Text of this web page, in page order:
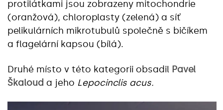
protilátkami jsou zobrazeny mitochondrie
(oranžová), chloroplasty (zelená) a síť
pelikulárních mikrotubulů společně s bičíkem
a flagelární kapsou (bílá).
Druhé místo v této kategorii obsadil Pavel
Škaloud a jeho Lepocinclis acus.